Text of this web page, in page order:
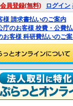
会員登録(無料) ログイン
様 請求書払いのご案内
庁のお客様 校費・公費
お客様 科研費払いのご